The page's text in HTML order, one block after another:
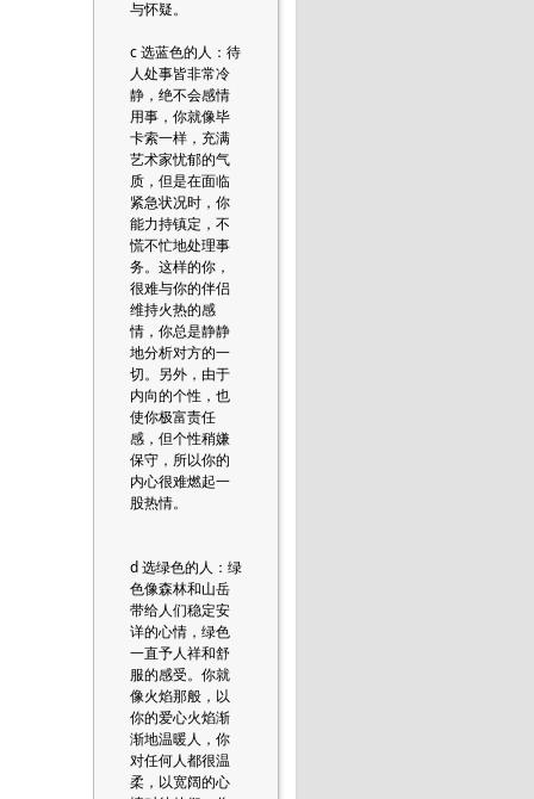
与怀疑。
c 选蓝色的人：待
人处事皆非常冷
静，绝不会感情
用事，你就像毕
卡索一样，充满
艺术家忧郁的气
质，但是在面临
紧急状况时，你
能力持镇定，不
慌不忙地处理事
务。这样的你，
很难与你的伴侣
维持火热的感
情，你总是静静
地分析对方的一
切。另外，由于
内向的个性，也
使你极富责任
感，但个性稍嫌
保守，所以你的
内心很难燃起一
股热情。
d 选绿色的人：绿
色像森林和山岳
带给人们稳定安
详的心情，绿色
一直予人祥和舒
服的感受。你就
像火焰那般，以
你的爱心火焰渐
渐地温暖人，你
对任何人都很温
柔，以宽阔的心